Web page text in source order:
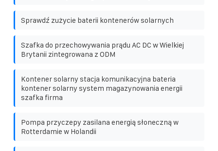
Sprawdź zużycie baterii kontenerów solarnych
Szafka do przechowywania prądu AC DC w Wielkiej
Brytanii zintegrowana z ODM
Kontener solarny stacja komunikacyjna bateria
kontener solarny system magazynowania energii
szafka firma
Pompa przyczepy zasilana energią słoneczną w
Rotterdamie w Holandii